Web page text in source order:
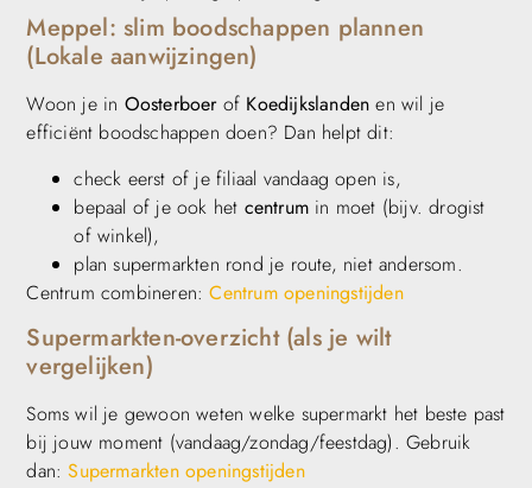
Meppel: slim boodschappen plannen
(Lokale aanwijzingen)
Woon je in Oosterboerof Koedijkslanden en wil je
efficiënt boodschappen doen? Dan helpt dit:
check eerst of je filiaal vandaag open is,
bepaal of je ook het centrum in moet (bijv. drogist
of winkel),
plan supermarkten rond je route, niet andersom.
Centrum combineren:Centrum openingstijden
Supermarkten-overzicht (als je wilt
vergelijken)
Soms wil je gewoon weten welke supermarkt het beste past
bij jouw moment (vandaag/zondag/feestdag). Gebruik
dan:Supermarkten openingstijden